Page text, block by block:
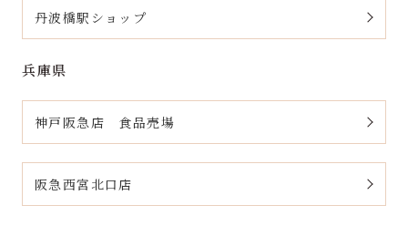
丹波橋駅ショップ
兵庫県
神戸阪急店 食品売場
阪急西宮北口店